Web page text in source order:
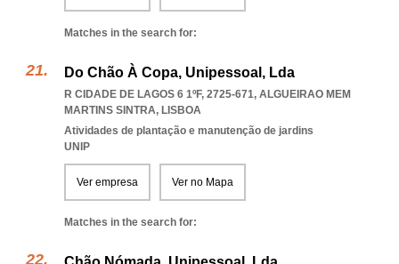
Matches in the search for:
Do Chão À Copa, Unipessoal, Lda
R CIDADE DE LAGOS 6 1ºF, 2725-671, ALGUEIRAO MEM
MARTINS SINTRA, LISBOA
Atividades de plantação e manutenção de jardins
UNIP
Ver empresa Ver no Mapa
Matches in the search for: